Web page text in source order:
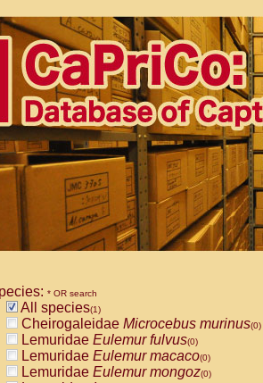
* OR search
All species(1)
Cheirogaleidae Microcebus murinus(0)
Lemuridae Eulemur fulvus(0)
Lemuridae Eulemur macaco(0)
Lemuridae Eulemur mongoz(0)